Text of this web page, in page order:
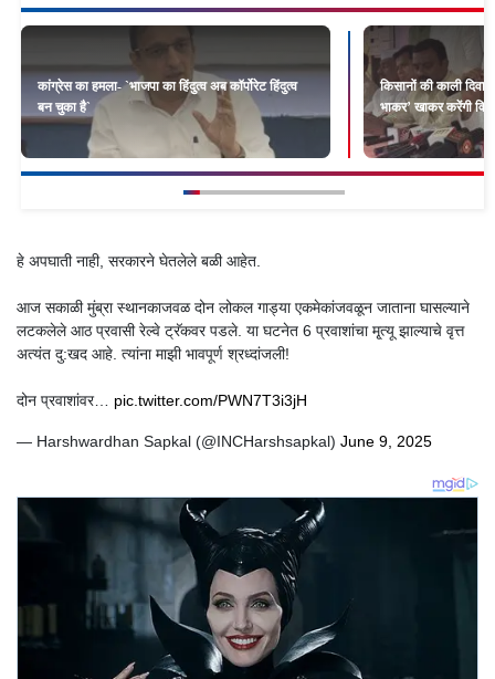
कांग्रेस का हमला- `भाजपा का हिंदुत्व अब कॉर्पोरेट हिंदुत्व
बन चुका है`
किसानों की काली
भाकर’ खाकर करेंगी
हे अपघाती नाही, सरकारने घेतलेले बळी आहेत.
आज सकाळी मुंब्रा स्थानकाजवळ दोन लोकल गाड्या एकमेकांजवळून जाताना घासल्याने
लटकलेले आठ प्रवासी रेल्वे ट्रॅकवर पडले. या घटनेत 6 प्रवाशांचा मृ्त्यू झाल्याचे वृत्त
अत्यंत दु:खद आहे. त्यांना माझी भावपूर्ण श्रध्दांजली!
दोन प्रवाशांवर… pic.twitter.com/PWN7T3i3jH
— Harshwardhan Sapkal (@INCHarshsapkal) June 9, 2025